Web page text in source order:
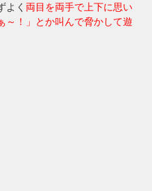
よく 両目を両手で上下に思い
～！」とか叫んで脅かして遊